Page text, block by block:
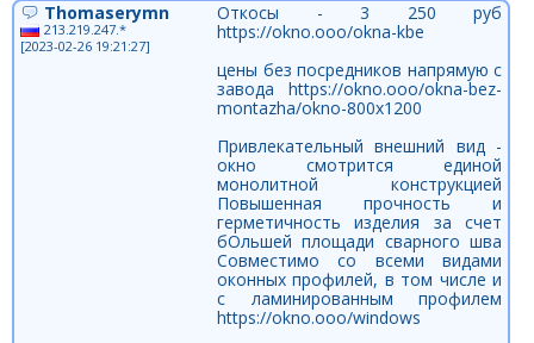
Thomaserymn
213.219.247.*
[2023-02-26 19:21:27]
Откосы - 3 250 руб
https://okno.ooo/okna-kbe
цены без посредников напрямую с
завода https://okno.ooo/okna-bez-
montazha/okno-800x1200
Привлекательный внешний вид -
окно смотрится единой
монолитной конструкцией
Повышенная прочность и
герметичность изделия за счет
бОльшей площади сварного шва
Совместимо со всеми видами
оконных профилей, в том числе и
с ламинированным профилем
https://okno.ooo/windows